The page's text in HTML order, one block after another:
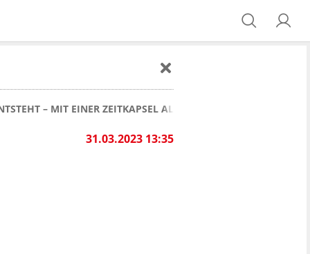
– MIT EINER ZEITKAPSEL ALS HIGHLIGHT FÜR DIE
31.03.2023 13:35